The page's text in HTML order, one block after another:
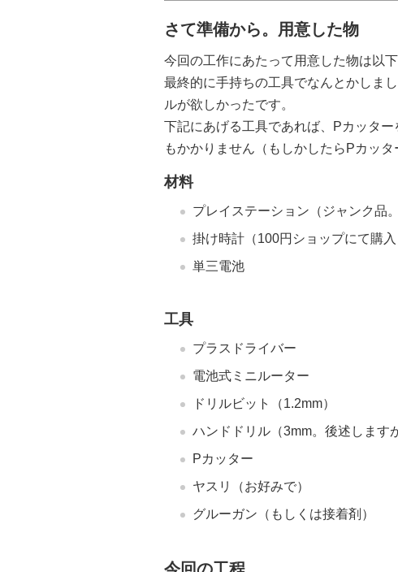
さて準備から。用意した物
今回の工作にあたって用意した物は以下
最終的に手持ちの工具でなんとかしま
ルが欲しかったです。
下記にあげる工具であれば、Pカッタ
もかかりません（もしかしたらPカッタ
材料
プレイステーション（ジャンク品
掛け時計（100円ショップにて購入
単三電池
工具
プラスドライバー
電池式ミニルーター
ドリルビット（1.2mm）
ハンドドリル（3mm。後述します
Pカッター
ヤスリ（お好みで）
グルーガン（もしくは接着剤）